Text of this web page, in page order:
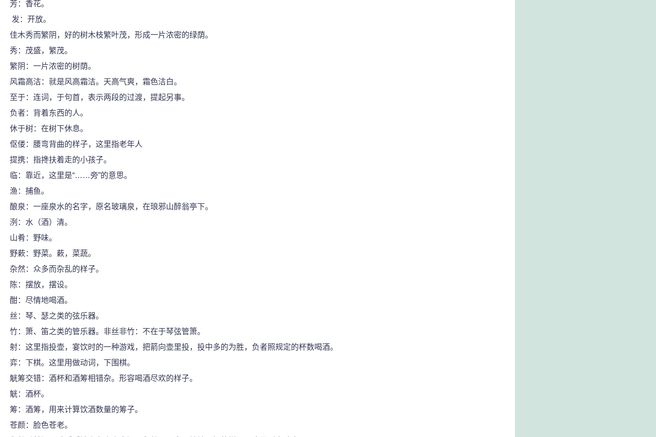
芳：香花。
发：开放。
佳木秀而繁阴，好的树木枝繁叶茂，形成一片浓密的绿荫。
秀：茂盛，繁茂。
繁阴：一片浓密的树荫。
风霜高洁：就是风高霜洁。天高气爽，霜色洁白。
至于：连词，于句首，表示两段的过渡，提起另事。
负者：背着东西的人。
休于树：在树下休息。
伛偻：腰弯背曲的样子，这里指老年人
提携：指搀扶着走的小孩子。
临：靠近，这里是“……旁”的意思。
渔：捕鱼。
酿泉：一座泉水的名字，原名玻璃泉，在琅邪山醉翁亭下。
洌：水（酒）清。
山肴：野味。
野蔌：野菜。蔌，菜蔬。
杂然：众多而杂乱的样子。
陈：摆放，摆设。
酣：尽情地喝酒。
丝：琴、瑟之类的弦乐器。
竹：箫、笛之类的管乐器。非丝非竹：不在于琴弦管箫。
射：这里指投壶，宴饮时的一种游戏，把箭向壶里投，投中多的为胜，负者照规定的杯数喝酒。
弈：下棋。这里用做动词，下围棋。
觥筹交错：酒杯和酒筹相错杂。形容喝酒尽欢的样子。
觥：酒杯。
筹：酒筹，用来计算饮酒数量的筹子。
苍颜：脸色苍老。